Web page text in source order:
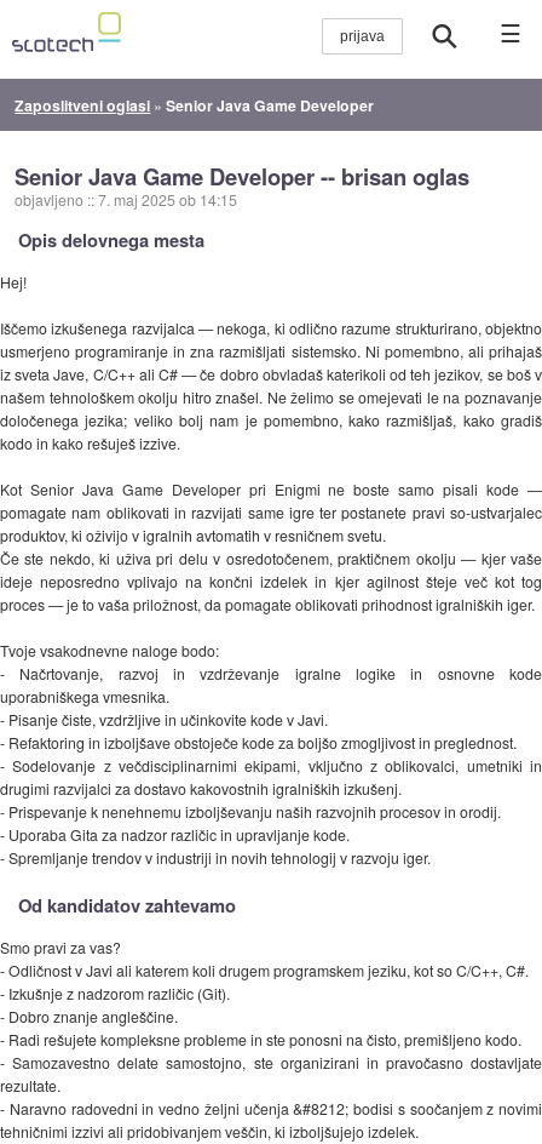
☰
Zaposlitveni oglasi »Senior Java Game Developer
Senior Java Game Developer -- brisan oglas
objavljeno ::7. maj 2025 ob 14:15
Opis delovnega mesta
Hej!
Iščemo izkušenega razvijalca — nekoga, ki odlično razume strukturirano, objektno
usmerjeno programiranje in zna razmišljati sistemsko. Ni pomembno, ali prihajaš
iz sveta Jave, C/C++ ali C# — če dobro obvladaš katerikoli od teh jezikov, se boš v
našem tehnološkem okolju hitro znašel. Ne želimo se omejevati le na poznavanje
določenega jezika; veliko bolj nam je pomembno, kako razmišljaš, kako gradiš
kodo in kako rešuješ izzive.
Kot Senior Java Game Developer pri Enigmi ne boste samo pisali kode —
pomagate nam oblikovati in razvijati same igre ter postanete pravi so-ustvarjalec
produktov, ki oživijo v igralnih avtomatih v resničnem svetu.
Če ste nekdo, ki uživa pri delu v osredotočenem, praktičnem okolju — kjer vaše
ideje neposredno vplivajo na končni izdelek in kjer agilnost šteje več kot tog
proces — je to vaša priložnost, da pomagate oblikovati prihodnost igralniških iger.
Tvoje vsakodnevne naloge bodo:
- Načrtovanje, razvoj in vzdrževanje igralne logike in osnovne kode
uporabniškega vmesnika.
- Pisanje čiste, vzdržljive in učinkovite kode v Javi.
- Refaktoring in izboljšave obstoječe kode za boljšo zmogljivost in preglednost.
- Sodelovanje z večdisciplinarnimi ekipami, vključno z oblikovalci, umetniki in
drugimi razvijalci za dostavo kakovostnih igralniških izkušenj.
- Prispevanje k nenehnemu izboljševanju naših razvojnih procesov in orodij.
- Uporaba Gita za nadzor različic in upravljanje kode.
- Spremljanje trendov v industriji in novih tehnologij v razvoju iger.
Od kandidatov zahtevamo
Smo pravi za vas?
- Odličnost v Javi ali katerem koli drugem programskem jeziku, kot so C/C++, C#.
- Izkušnje z nadzorom različic (Git).
- Dobro znanje angleščine.
- Radi rešujete kompleksne probleme in ste ponosni na čisto, premišljeno kodo.
- Samozavestno delate samostojno, ste organizirani in pravočasno dostavljate
rezultate.
- Naravno radovedni in vedno željni učenja &#8212; bodisi s soočanjem z novimi
tehničnimi izzivi ali pridobivanjem veščin, ki izboljšujejo izdelek.